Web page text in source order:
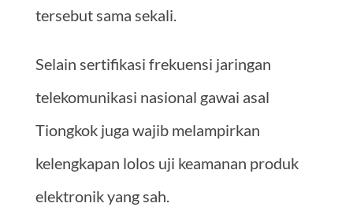
tersebut sama sekali.
Selain sertifikasi frekuensi jaringan
telekomunikasi nasional gawai asal
Tiongkok juga wajib melampirkan
kelengkapan lolos uji keamanan produk
elektronik yang sah.